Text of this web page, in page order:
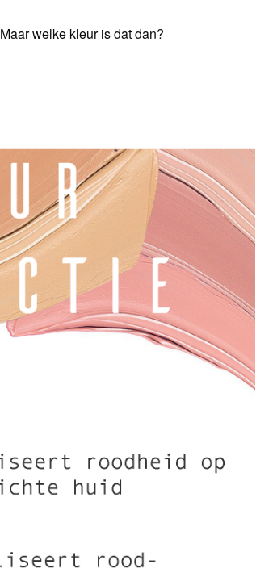
Maar welke kleur is dat dan?